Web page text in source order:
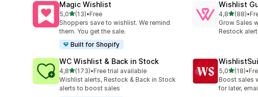
Magic Wishlist
5,0av 5 stjerner
(13)
Totalt 13 omtaler
•Free
Shoppers save to wishlist. We remind
them. You get the sale.
Built for Shopify
Wishlist
4,8av 5(88)
Totalt 88 •
Grow Sales
Restock
WC Wishlist & Back in Stock
4,8av 5 stjerner
(173)
Totalt 173 omtaler
•Free trial available
Wishlist alerts, Restock & Back in Stock
alerts to boost sales
5,0av 5(18)
Totalt 18 •
Boost sales
for later,